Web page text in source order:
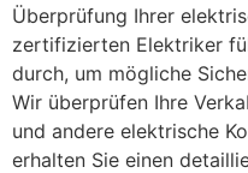
Überprüfung Ihrer
zertifizierten Elektriker
durch, um mögliche
Wir überprüfen Ihre
und andere elektrische
erhalten Sie einen